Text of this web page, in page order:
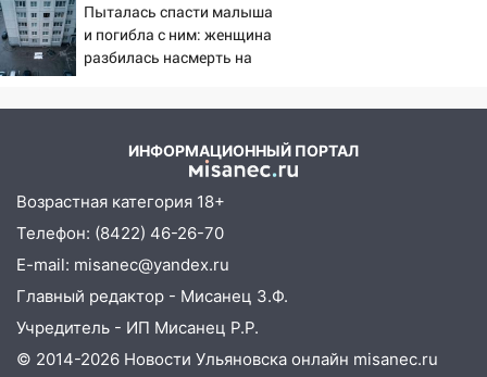
22:58
Соцсети: на проспекте Тюленева
ДТП с мотоциклистом
Житель Ульяновской области
подвез троих незнакомцев на трассе и
заработал уголовное дело
18:14
Прогноз погоды на 6 августа в
Ульяновской области
18:00
Мотофристайл, рок и силовой
экстрим: в Ульяновске пройдет
большой фестиваль «Наше время»
Пыталась спасти малыша
и погибла с ним: женщина
разбилась насмерть на
ИНФОРМАЦИОННЫЙ ПОРТАЛ
Возрастная категория 18+
Телефон: (8422) 46-26-70
E-mail: misanec@yandex.ru
Главный редактор - Мисанец З.Ф.
Учредитель - ИП Мисанец Р.Р.
© 2014-2026 Новости Ульяновска онлайн misanec.ru